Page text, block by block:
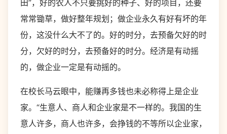
田”，好的农人不只要挑好的种子、好的项目，还要
常常锄草，做好整年规划；做企业永久有好有坏的年
份，这没什么大不了的。好的时分，去预备欠好的时
分，欠好的时分，去预备好的时分。经济是有动摇
的，做企业一定是有动摇的。
在校长马云眼中，能赚再多钱也未必称得上是企业
家。“生意人、商人和企业家是不一样的。我国的生
意人许多，商人也许多，会挣钱的不等所以企业家，